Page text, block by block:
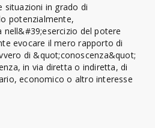
situazioni in grado di
potenzialmente,
del potere
evocare il mero rapporto di
di &quot;conoscenza&quot;
in via diretta o indiretta, di
economico o altro interesse